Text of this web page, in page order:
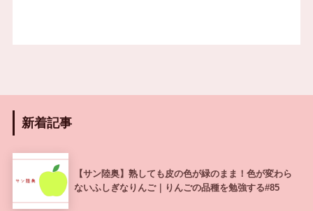
新着記事
【サン陸奥】熟しても皮の色が緑のまま！色が変わら
ないふしぎなりんご｜りんごの品種を勉強する#85